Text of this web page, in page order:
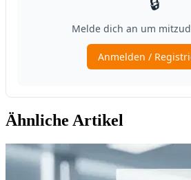
Ähnliche Artikel